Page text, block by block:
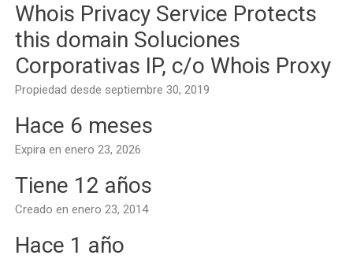
Whois Privacy Service Protects
this domain Soluciones
Corporativas IP, c/o Whois Proxy
Propiedad desde septiembre 30, 2019
Hace 6 meses
Expira en enero 23, 2026
Tiene 12 años
Creado en enero 23, 2014
Hace 1 año